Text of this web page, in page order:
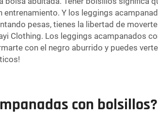
entrenamiento. Y los leggings
pesas, tienes la libertad de
Clothing. Los leggings acampanados
con el negro aburrido y puedes
con bolsillos?